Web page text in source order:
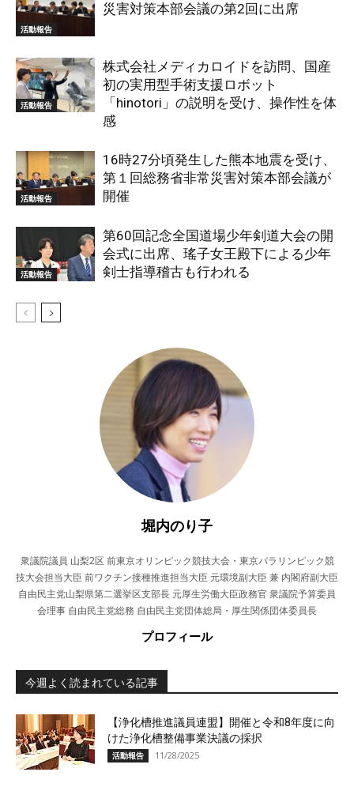
活動報告
災害対策本部会議の第2回に出席
活動報告
株式会社メディカロイドを訪問、国産
初の実用型手術支援ロボット
「hinotori」の説明を受け、操作性を体
感
活動報告
16時27分頃発生した熊本地震を受け、
第１回総務省非常災害対策本部会議が
開催
活動報告
第60回記念全国道場少年剣道大会の開
会式に出席、瑤子女王殿下による少年
剣士指導稽古も行われる
堀内のり子
衆議院議員 山梨2区 前東京オリンピック競技大会・東京パラリンピック競
技大会担当大臣 前ワクチン接種推進担当大臣 元環境副大臣 兼 内閣府副大臣
自由民主党山梨県第二選挙区支部長 元厚生労働大臣政務官 衆議院予算委員
会理事 自由民主党総務 自由民主党団体総局・厚生関係団体委員長
プロフィール
今週よく読まれている記事
【浄化槽推進議員連盟】開催と令和8年度に向
けた浄化槽整備事業決議の採択
活動報告 11/28/2025